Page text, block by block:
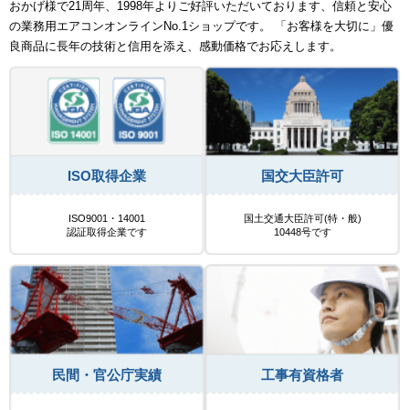
おかげ様で21周年、1998年よりご好評いただいております、信頼と安心
の業務用エアコンオンラインNo.1ショップです。 「お客様を大切に」優
良商品に長年の技術と信用を添え、感動価格でお応えします。
ISO取得企業
ISO9001・14001
認証取得企業です
国交大臣許可
国土交通大臣許可(特・般)
10448号です
民間・官公庁実績 工事有資格者